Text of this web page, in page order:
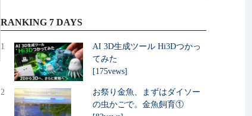
RANKING 7 DAYS
1
AI 3D生成ツール Hi3Dつかっ
てみた
[175vews]
2
お祭り金魚、まずはダイソー
の虫かごで。金魚飼育①